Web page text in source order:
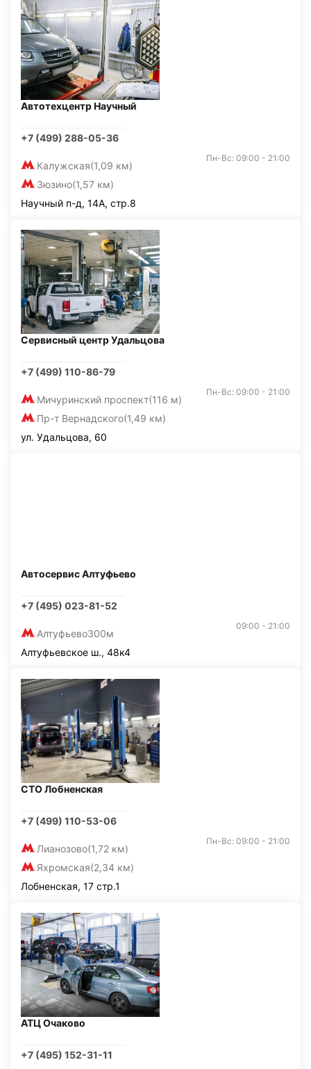
Автотехцентр Научный
+7 (499) 288-05-36
Калужская(1,09 км)
Зюзино(1,57 км)
Пн-Вс: 09:00 - 21:00
Научный п-д, 14А, стр.8
Сервисный центр Удальцова
+7 (499) 110-86-79
Мичуринский проспект(116 м)
Пр-т Вернадского(1,49 км)
Пн-Вс: 09:00 - 21:00
ул. Удальцова, 60
Автосервис Алтуфьево
+7 (495) 023-81-52
Алтуфьево300м
09:00 - 21:00
Алтуфьевское ш., 48к4
СТО Лобненская
+7 (499) 110-53-06
Лианозово(1,72 км)
Яхромская(2,34 км)
Пн-Вс: 09:00 - 21:00
Лобненская, 17 стр.1
АТЦ Очаково
+7 (495) 152-31-11